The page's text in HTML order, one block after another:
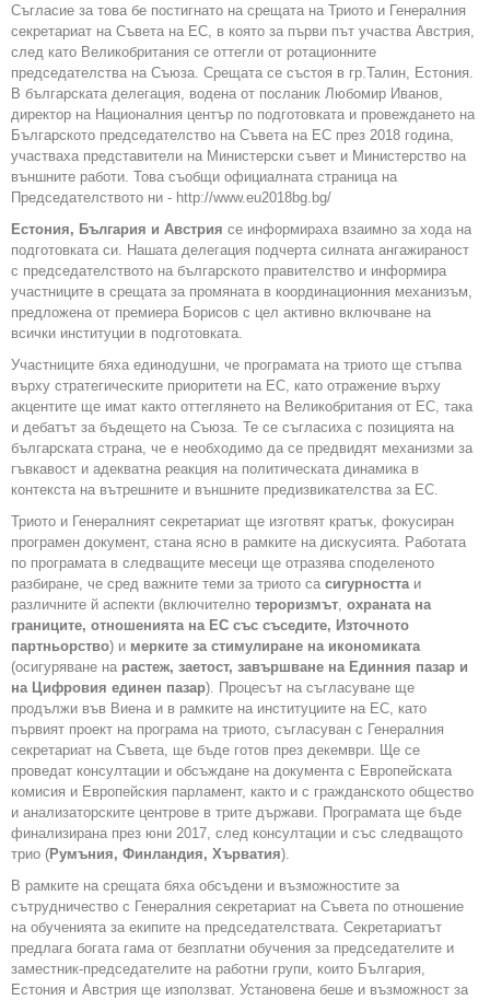
Съгласие за това бе постигнато на срещата на Триото и Генералния
секретариат на Съвета на ЕС, в която за първи път участва Австрия,
след като Великобритания се оттегли от ротационните
председателства на Съюза. Срещата се състоя в гр.Талин, Естония.
В българската делегация, водена от посланик Любомир Иванов,
директор на Националния център по подготовката и провеждането на
Българското председателство на Съвета на ЕС през 2018 година,
участваха представители на Министерски съвет и Министерство на
външните работи. Toва съобщи официалната страница на
Председателството ни - http://www.eu2018bg.bg/
Естония, България и Австрия се информираха взаимно за хода на
подготовката си. Нашата делегация подчерта силната ангажираност
с председателството на българското правителство и информира
участниците в срещата за промяната в координационния механизъм,
предложена от премиера Борисов с цел активно включване на
всички институции в подготовката.
Участниците бяха единодушни, че програмата на триото ще стъпва
върху стратегическите приоритети на ЕС, като отражение върху
акцентите ще имат както оттеглянето на Великобритания от ЕС, така
и дебатът за бъдещето на Съюза. Те се съгласиха с позицията на
българската страна, че е необходимо да се предвидят механизми за
гъвкавост и адекватна реакция на политическата динамика в
контекста на вътрешните и външните предизвикателства за ЕС.
Триото и Генералният секретариат ще изготвят кратък, фокусиран
програмен документ, стана ясно в рамките на дискусията. Работата
по програмата в следващите месеци ще отразява споделеното
разбиране, че сред важните теми за триото са сигурността и
различните й аспекти (включително тероризмът охраната на
границите, отношенията на ЕС със съседите, Източното
партньорство) и мерките за стимулиране на икономиката
(осигуряване на растеж, заетост, завършване на Единния пазар и
на Цифровия единен пазар). Процесът на съгласуване ще
продължи във Виена и в рамките на институциите на ЕС, като
първият проект на програма на триото, съгласуван с Генералния
секретариат на Съвета, ще бъде готов през декември. Ще се
проведат консултации и обсъждане на документа с Европейската
комисия и Европейския парламент, както и с гражданското общество
и анализаторските центрове в трите държави. Програмата ще бъде
финализирана през юни 2017, след консултации и със следващото
трио (Румъния, Финландия, Хърватия).
В рамките на срещата бяха обсъдени и възможностите за
сътрудничество с Генералния секретариат на Съвета по отношение
на обученията за екипите на председателствата. Секретариатът
предлага богата гама от безплатни обучения за председателите и
заместник-председателите на работни групи, които България,
Естония и Австрия ще използват. Установена беше и възможност за